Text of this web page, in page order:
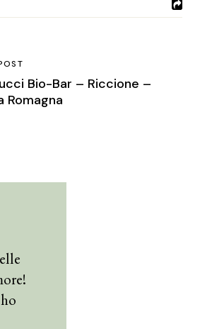
Bio-Bar – Riccione –
Romagna